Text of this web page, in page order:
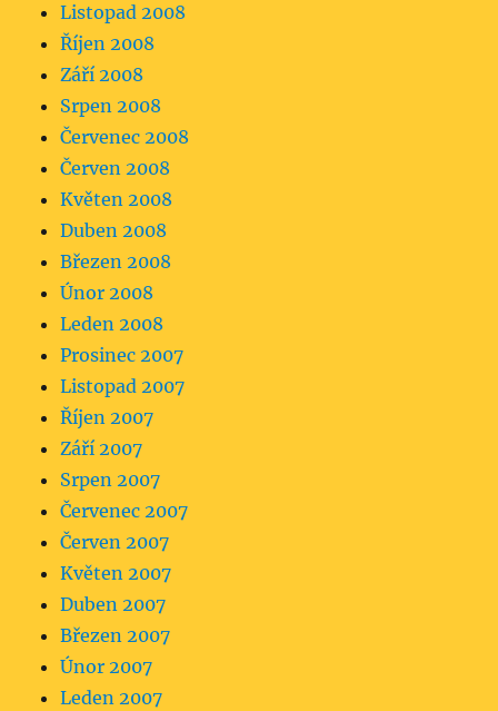
Listopad 2008
Říjen 2008
Září 2008
Srpen 2008
Červenec 2008
Červen 2008
Květen 2008
Duben 2008
Březen 2008
Únor 2008
Leden 2008
Prosinec 2007
Listopad 2007
Říjen 2007
Září 2007
Srpen 2007
Červenec 2007
Červen 2007
Květen 2007
Duben 2007
Březen 2007
Únor 2007
Leden 2007